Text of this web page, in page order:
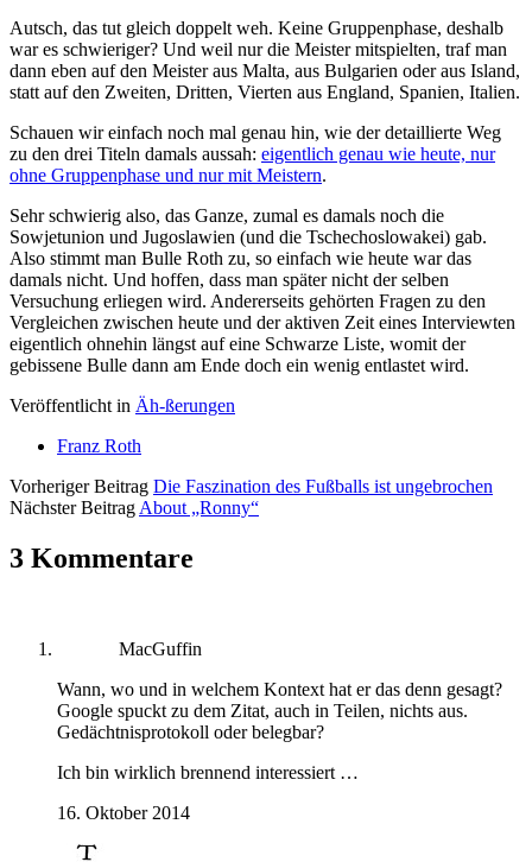
Autsch, das tut gleich doppelt weh. Keine Gruppenphase, deshalb
war es schwieriger? Und weil nur die Meister mitspielten, traf man
dann eben auf den Meister aus Malta, aus Bulgarien oder aus Island,
statt auf den Zweiten, Dritten, Vierten aus England, Spanien, Italien.
Schauen wir einfach noch mal genau hin, wie der detaillierte Weg
zu den drei Titeln damals aussah: eigentlich genau wie heute, nur
ohne Gruppenphase und nur mit Meistern.
Sehr schwierig also, das Ganze, zumal es damals noch die
Sowjetunion und Jugoslawien (und die Tschechoslowakei) gab.
Also stimmt man Bulle Roth zu, so einfach wie heute war das
damals nicht. Und hoffen, dass man später nicht der selben
Versuchung erliegen wird. Andererseits gehörten Fragen zu den
Vergleichen zwischen heute und der aktiven Zeit eines Interviewten
eigentlich ohnehin längst auf eine Schwarze Liste, womit der
gebissene Bulle dann am Ende doch ein wenig entlastet wird.
Veröffentlicht in Äh-ßerungen
Franz Roth
Vorheriger Beitrag Die Faszination des Fußballs ist ungebrochen
Nächster BeitragAbout „Ronny“
3 Kommentare
MacGuffin
Wann, wo und in welchem Kontext hat er das denn gesagt?
Google spuckt zu dem Zitat, auch in Teilen, nichts aus.
Gedächtnisprotokoll oder belegbar?
Ich bin wirklich brennend interessiert …
16. Oktober 2014